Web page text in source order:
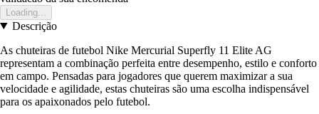
Loading...
Descrição
As chuteiras de futebol Nike Mercurial Superfly 11 Elite AG
representam a combinação perfeita entre desempenho, estilo e conforto
em campo. Pensadas para jogadores que querem maximizar a sua
velocidade e agilidade, estas chuteiras são uma escolha indispensável
para os apaixonados pelo futebol.